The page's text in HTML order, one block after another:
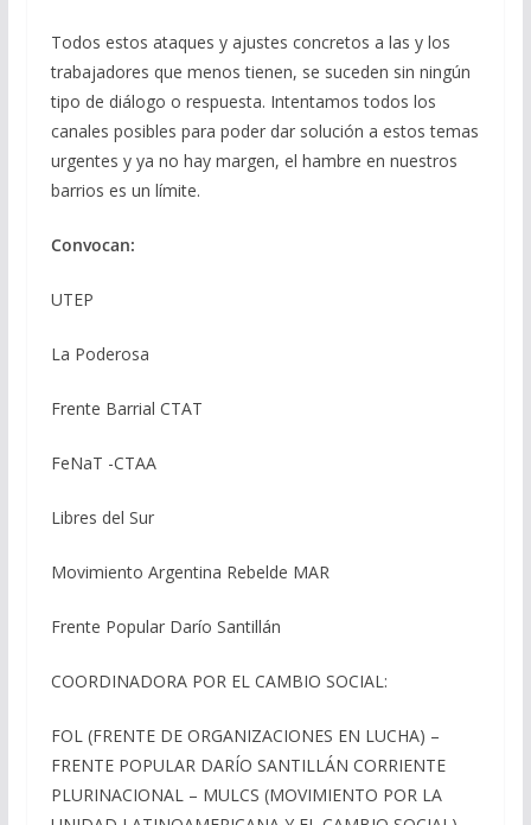
Todos estos ataques y ajustes concretos a las y los
trabajadores que menos tienen, se suceden sin ningún
tipo de diálogo o respuesta. Intentamos todos los
canales posibles para poder dar solución a estos temas
urgentes y ya no hay margen, el hambre en nuestros
barrios es un límite.
Convocan:
UTEP
La Poderosa
Frente Barrial CTAT
FeNaT -CTAA
Libres del Sur
Movimiento Argentina Rebelde MAR
Frente Popular Darío Santillán
COORDINADORA POR EL CAMBIO SOCIAL:
FOL (FRENTE DE ORGANIZACIONES EN LUCHA) –
FRENTE POPULAR DARÍO SANTILLÁN CORRIENTE
PLURINACIONAL – MULCS (MOVIMIENTO POR LA